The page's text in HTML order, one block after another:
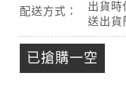
配送方式：
出貨時
送出貨
已搶購一空